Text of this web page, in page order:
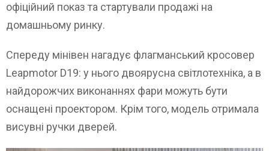
офіційний показ та стартували продажі на
домашньому ринку.
Спереду мінівен нагадує флагманський кросовер
Leapmotor D19: у нього двоярусна світлотехніка, а в
найдорожчих виконаннях фари можуть бути
оснащені проектором. Крім того, модель отримала
висувні ручки дверей.